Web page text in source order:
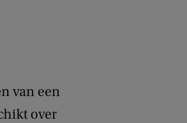
van een
over